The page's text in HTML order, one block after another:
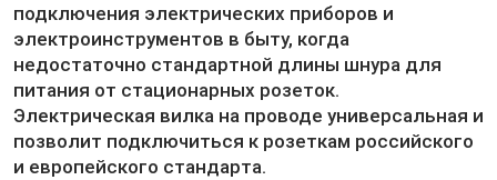
подключения электрических приборов и
электроинструментов в быту, когда
недостаточно стандартной длины шнура для
питания от стационарных розеток.
Электрическая вилка на проводе универсальная и
позволит подключиться к розеткам российского
и европейского стандарта.